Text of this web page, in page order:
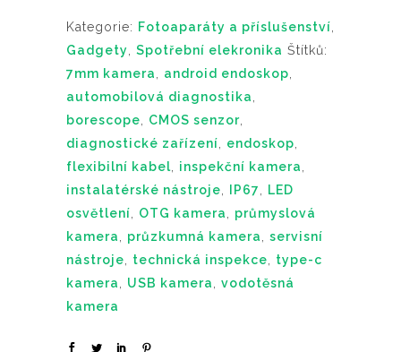
Kategorie: Fotoaparáty a příslušenství
Gadgety
Spotřební elekronika Štítků:
7mm kamera
android endoskop
automobilová diagnostika
borescope
CMOS senzor
diagnostické zařízení
endoskop
flexibilní kabel
inspekční kamera
instalatérské nástroje
IP67
LED
osvětlení
OTG kamera
průmyslová
kamera
průzkumná kamera
servisní
nástroje
technická inspekce
type-c
kamera
USB kamera
vodotěsná
kamera